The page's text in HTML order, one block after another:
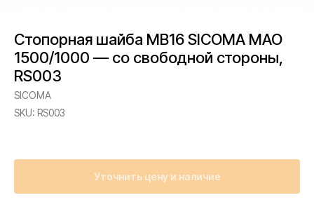
Стопорная шайба MB16 SICOMA MAO
1500/1000 — со свободной стороны,
RS003
SICOMA
SKU: RS003
Уточнить цену и наличие